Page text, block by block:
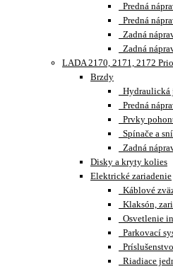
Predná
Predná
Zadná
Zadná
LADA 2170, 2171, 2172
Brzdy
Hydraulická
Predná
Prvky
Spínače a
Zadná
Disky a kryty kolies
Elektrické zariadenie
Káblové
Klaksón,
Osvetlenie
Parkovací
Riadiace